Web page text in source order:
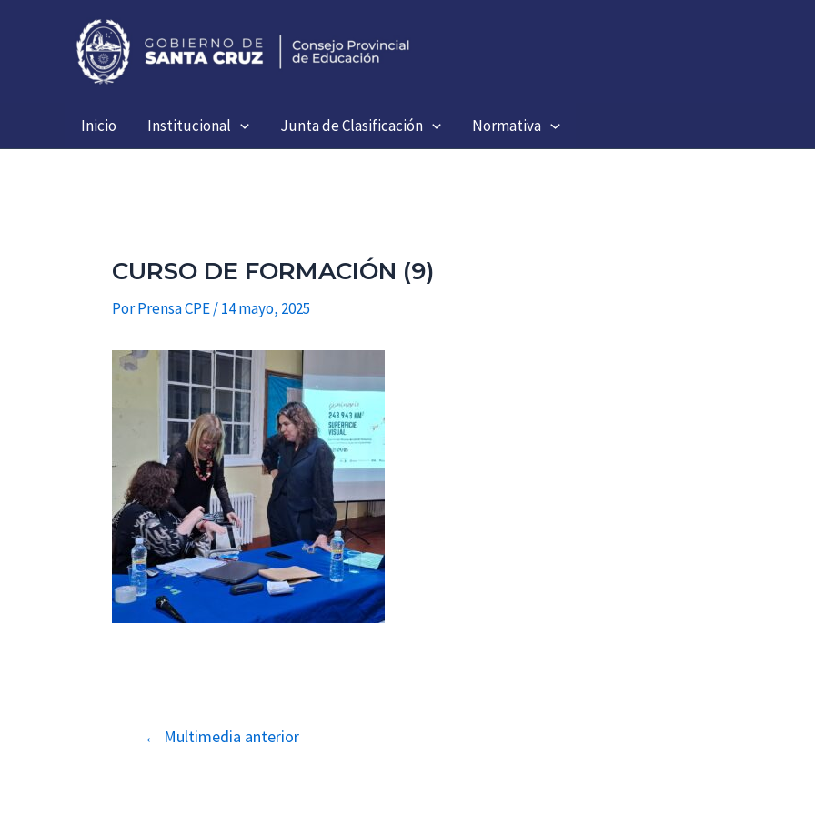
Inicio Institucional Junta de Clasificación Normativa
CURSO DE FORMACIÓN (9)
PorPrensa CPE/14 mayo, 2025
Navegación
← Multimedia anterior